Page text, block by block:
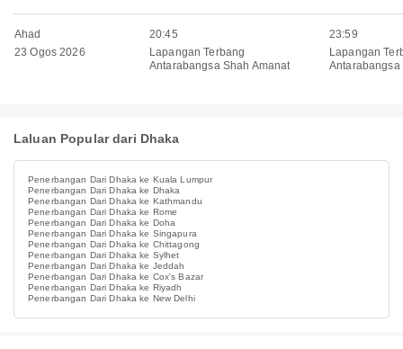
Ahad
23 Ogos 2026
20:45
Lapangan Terbang
Antarabangsa Shah Amanat
23:59
Lapangan
Antarabangsa
Laluan Popular dari Dhaka
Penerbangan Dari Dhaka ke Kuala Lumpur
Penerbangan Dari Dhaka ke Dhaka
Penerbangan Dari Dhaka ke Kathmandu
Penerbangan Dari Dhaka ke Rome
Penerbangan Dari Dhaka ke Doha
Penerbangan Dari Dhaka ke Singapura
Penerbangan Dari Dhaka ke Chittagong
Penerbangan Dari Dhaka ke Sylhet
Penerbangan Dari Dhaka ke Jeddah
Penerbangan Dari Dhaka ke Cox's Bazar
Penerbangan Dari Dhaka ke Riyadh
Penerbangan Dari Dhaka ke New Delhi